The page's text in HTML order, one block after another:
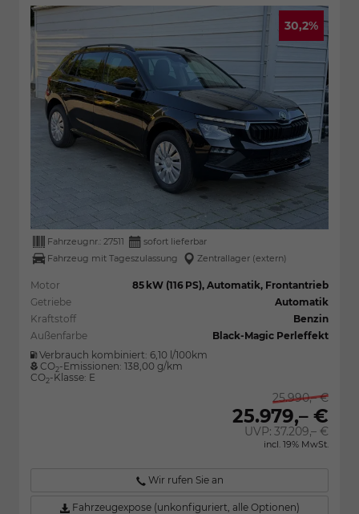
30,2%
Fahrzeugnr.: 27511
sofort lieferbar
Fahrzeug mit Tageszulassung
Zentrallager (extern)
Motor
85 kW (116 PS), Automatik, Frontantrieb
Getriebe
Automatik
Kraftstoff
Benzin
Außenfarbe
Black-Magic Perleffekt
Verbrauch kombiniert: 6,10 l/100km
CO2-Emissionen: 138,00 g/km
CO2-Klasse: E
25.990,– €
25.979,– €
UVP:37.209,– €
incl. 19% MwSt.
Wir rufen Sie an
Fahrzeugexpose (unkonfiguriert, alle Optionen)